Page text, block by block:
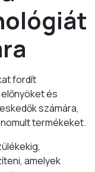
fordít
és
számára,
termékeket.
amelyek